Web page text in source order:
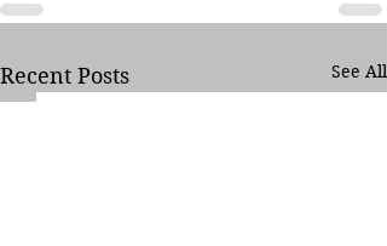
Recent Posts See All